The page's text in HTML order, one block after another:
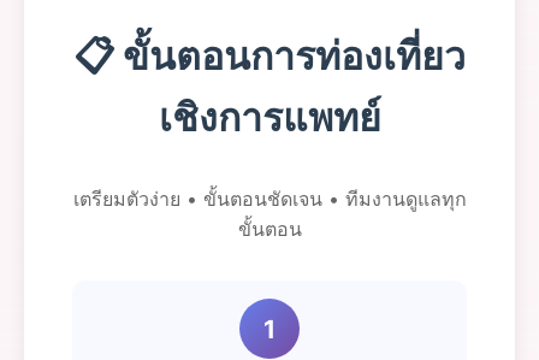
📋 ขั้นตอนการท่องเที่ยว
เชิงการแพทย์
เตรียมตัวง่าย • ขั้นตอนชัดเจน • ทีมงานดูแลทุก
ขั้นตอน
1